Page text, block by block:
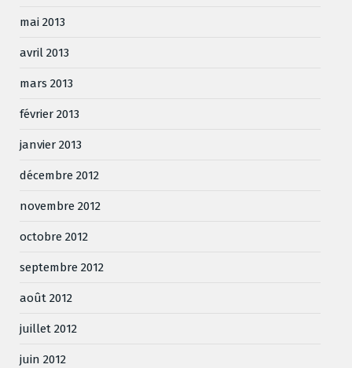
mai 2013
avril 2013
mars 2013
février 2013
janvier 2013
décembre 2012
novembre 2012
octobre 2012
septembre 2012
août 2012
juillet 2012
juin 2012